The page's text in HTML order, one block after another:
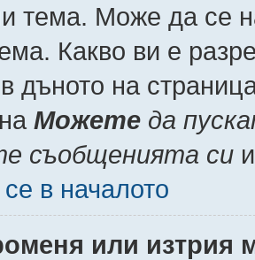
тема. Може да се
Какво ви е
дъното на
Можете да
съобщенията си
в началото
или изтрия